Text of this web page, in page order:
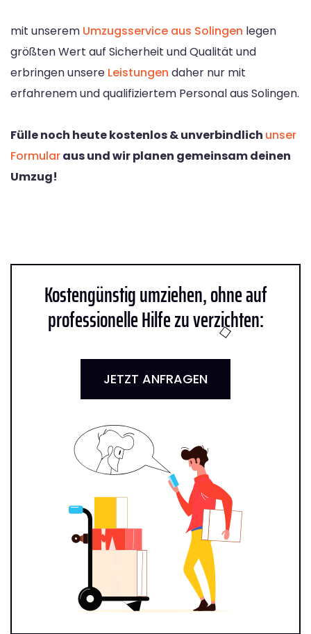
mit unserem Umzugsservice aus Solingen legen
größten Wert auf Sicherheit und Qualität und
erbringen unsere Leistungen daher nur mit
erfahrenem und qualifiziertem Personal aus Solingen.
Fülle noch heute kostenlos & unverbindlich unser
Formularaus und wir planen gemeinsam deinen
Umzug!
Kostengünstig umziehen, ohne auf
professionelle Hilfe zu verzichten:
JETZT ANFRAGEN